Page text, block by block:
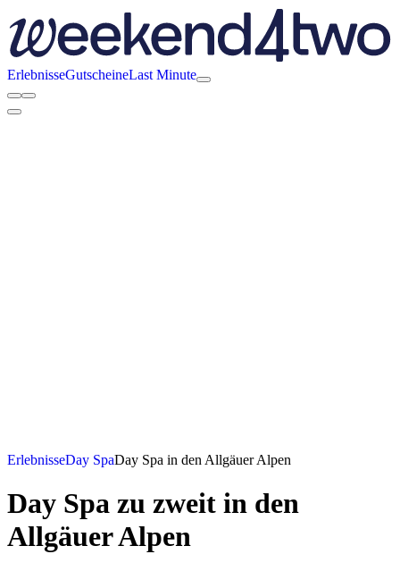
ErlebnisseGutscheineLast Minute
ErlebnisseDay SpaDay Spa in den Allgäuer Alpen
Day Spa zu zweit in den
Allgäuer Alpen